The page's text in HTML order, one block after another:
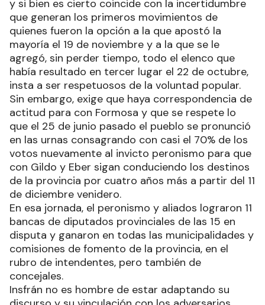
y si bien es cierto coincide con la incertidumbre
que generan los primeros movimientos de
quienes fueron la opción a la que apostó la
mayoría el 19 de noviembre y a la que se le
agregó, sin perder tiempo, todo el elenco que
había resultado en tercer lugar el 22 de octubre,
insta a ser respetuosos de la voluntad popular.
Sin embargo, exige que haya correspondencia de
actitud para con Formosa y que se respete lo
que el 25 de junio pasado el pueblo se pronunció
en las urnas consagrando con casi el 70% de los
votos nuevamente al invicto peronismo para que
con Gildo y Eber sigan conduciendo los destinos
de la provincia por cuatro años más a partir del 11
de diciembre venidero.
En esa jornada, el peronismo y aliados lograron 11
bancas de diputados provinciales de las 15 en
disputa y ganaron en todas las municipalidades y
comisiones de fomento de la provincia, en el
rubro de intendentes, pero también de
concejales.
Insfrán no es hombre de estar adaptando su